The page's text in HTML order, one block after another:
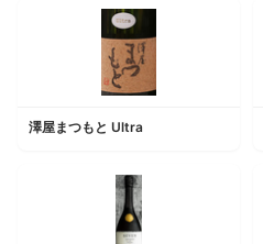
澤屋まつもと Ultra